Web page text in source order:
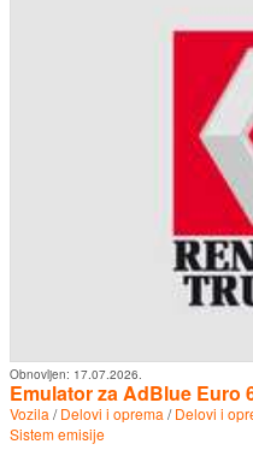
Obnovljen: 17.07.2026.
Emulator za AdBlue Euro
Vozila /Delovi i oprema /Delovi i
Sistem emisije